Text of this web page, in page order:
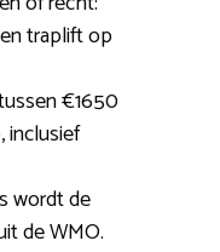
traplift op
€1650
wordt de
de WMO.